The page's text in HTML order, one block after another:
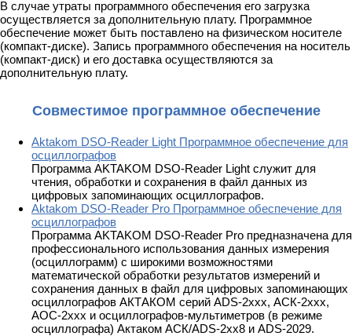
В случае утраты программного обеспечения его загрузка
осуществляется за дополнительную плату. Программное
обеспечение может быть поставлено на физическом носителе
(компакт-диске). Запись программного обеспечения на носитель
(компакт-диск) и его доставка осуществляются за
дополнительную плату.
Совместимое программное обеспечение
Aktakom DSO-Reader Light Программное обеспечение для
осциллографов
Программа AKTAKOM DSO-Reader Light служит для
чтения, обработки и сохранения в файл данных из
цифровых запоминающих осциллографов.
Aktakom DSO-Reader Pro Программное обеспечение для
осциллографов
Программа AKTAKOM DSO-Reader Pro предназначена для
профессионального использования данных измерения
(осциллограмм) с широкими возможностями
математической обработки результатов измерений и
сохранения данных в файл для цифровых запоминающих
осциллографов АКТАКОМ серий ADS-2ххх, АСК-2ххх,
АОС-2ххх и осциллографов-мультиметров (в режиме
осциллографа) Актаком АСК/ADS-2xx8 и ADS-2029.